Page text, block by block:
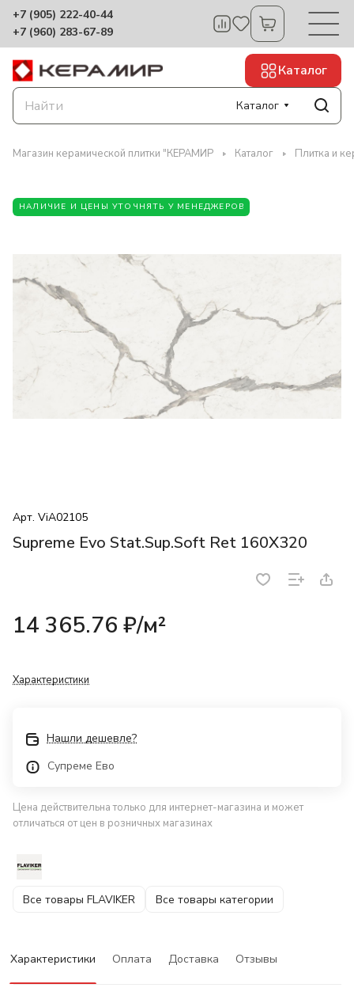
+7 (905) 222-40-44
+7 (960) 283-67-89
Каталог
Каталог
Магазин керамической плитки "КЕРАМИР Каталог Плитка и
НАЛИЧИЕ И ЦЕНЫ УТОЧНЯТЬ У МЕНЕДЖЕРОВ
Арт. ViA02105
Supreme Evo Stat.Sup.Soft Ret 160X320
14 365.76 ₽/м²
Характеристики
Нашли дешевле?
Супреме Ево
Цена действительна только для интернет-магазина и может
отличаться от цен в розничных магазинах
Все товары FLAVIKER Все товары категории
Характеристики Оплата Доставка Отзывы